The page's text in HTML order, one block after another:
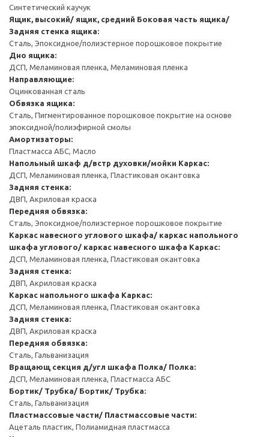
Синтетический каучук
Ящик, высокий/ ящик, средний Боковая часть ящика/
Задняя стенка ящика:
Сталь, Эпоксидное/полиэстерное порошковое покрытие
Дно ящика:
ДСП, Меламиновая пленка, Меламиновая пленка
Направляющие:
Оцинкованная сталь
Обвязка ящика:
Сталь, Пигментированное порошковое покрытие на основе
эпоксидной/полиэфирной смолы
Амортизаторы:
Пластмасса АБС, Масло
Напольный шкаф д/встр духовки/мойки Каркас:
ДСП, Меламиновая пленка, Пластиковая окантовка
Задняя стенка:
ДВП, Акриловая краска
Передняя обвязка:
Сталь, Эпоксидное/полиэстерное порошковое покрытие
Каркас навесного углового шкафа/ каркас напольного
шкафа углового/ каркас навесного шкафа Каркас:
ДСП, Меламиновая пленка, Пластиковая окантовка
Задняя стенка:
ДВП, Акриловая краска
Каркас напольного шкафа Каркас:
ДСП, Меламиновая пленка, Пластиковая окантовка
Задняя стенка:
ДВП, Акриловая краска
Передняя обвязка:
Сталь, Гальванизация
Вращающ секция д/угл шкафа Полка/ Полка:
ДСП, Меламиновая пленка, Пластмасса АБС
Бортик/ Трубка/ Бортик/ Трубка:
Сталь, Гальванизация
Пластмассовые части/ Пластмассовые части:
Ацеталь пластик, Полиамидная пластмасса